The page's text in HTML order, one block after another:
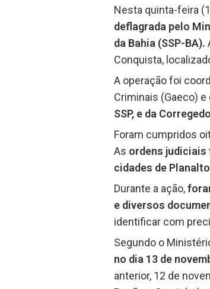
Nesta quinta-feira
deflagrada pelo
da Bahia (SSP-BA).
Conquista,
A operação foi
Criminais (Gaeco)
SSP, e da
Foram cumpridos
As ordens judiciais
cidades de
Durante a ação,
e diversos
identificar com
Segundo o
no dia 13 de
anterior, 12 de